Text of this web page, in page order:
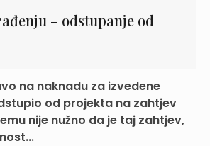
– odstupanje od
na naknadu za izvedene
od projekta na zahtjev
nije nužno da je taj zahtjev,